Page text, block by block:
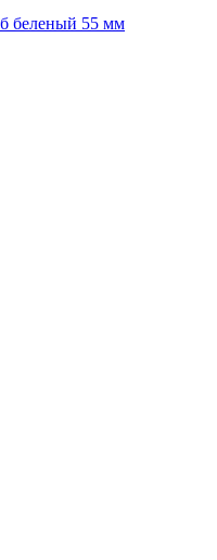
беленый 55 мм